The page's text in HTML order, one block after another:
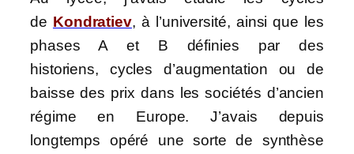
de Kondratiev, à l’université, ainsi que les
phases A et B définies par des
historiens, cycles d’augmentation ou de
baisse des prix dans les sociétés d’ancien
régime en Europe. J’avais depuis
longtemps opéré une sorte de synthèse